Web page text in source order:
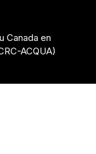
Canada en
ACQUA)